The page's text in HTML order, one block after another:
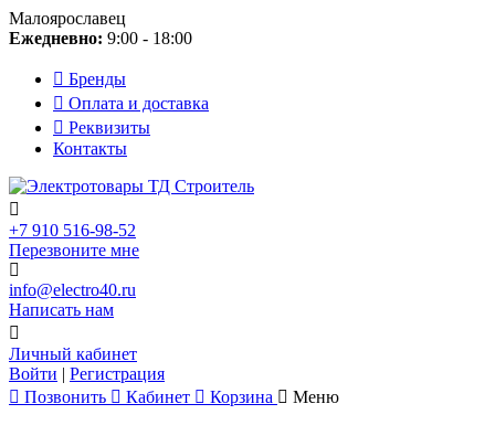
Малоярославец
Ежедневно: 9:00 - 18:00
Бренды
Оплата и доставка
Реквизиты
Контакты
+7 910 516-98-52
Перезвоните мне
info@electro40.ru
Написать нам
Личный кабинет
Войти | Регистрация
Позвонить
Кабинет Корзина Меню